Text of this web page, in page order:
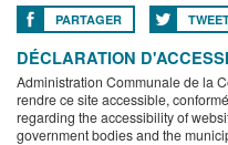
PARTAGER
DÉCLARATION
Administration Communale de la
rendre ce site accessible,
regarding the accessibility of
government bodies and the